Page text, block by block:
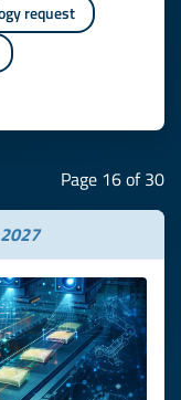
request
Page 16 of 30